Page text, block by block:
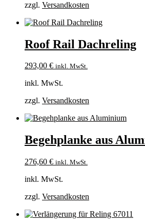
zzgl. Versandkosten
Roof Rail Dachreling
293,00 € inkl. MwSt.
inkl. MwSt.
zzgl. Versandkosten
Begehplanke aus
276,60 € inkl. MwSt.
inkl. MwSt.
zzgl. Versandkosten